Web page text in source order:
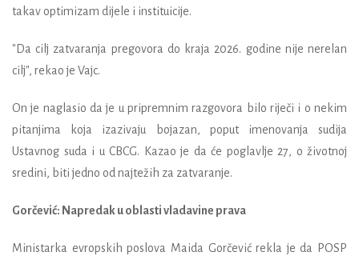
takav optimizam dijele i instituicije.
"Da cilj zatvaranja pregovora do kraja 2026. godine nije nerelan
cilj", rekao je Vajc.
On je naglasio da je u pripremnim razgovora bilo riječi i o nekim
pitanjima koja izazivaju bojazan, poput imenovanja sudija
Ustavnog suda i u CBCG. Kazao je da će poglavlje 27, o životnoj
sredini, biti jedno od najtežih za zatvaranje.
Gorčević: Napredak u oblasti vladavine prava
Ministarka evropskih poslova Maida Gorčević rekla je da POSP